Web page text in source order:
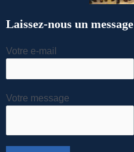
Laissez-nous un message
Votre e-mail
Votre message